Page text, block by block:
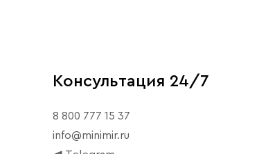
Консультация 24/7
8 800 777 15 37
info@minimir.ru